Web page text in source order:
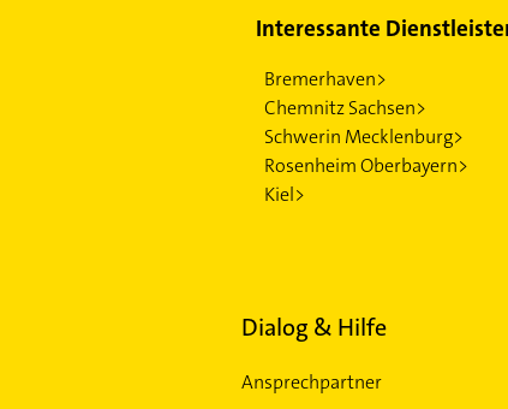
Interessante
Bremerhaven>
Chemnitz Sachsen>
Schwerin Mecklenburg>
Rosenheim Oberbayern>
Kiel>
Dialog & Hilfe
Ansprechpartner